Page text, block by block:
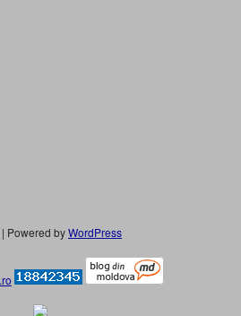
| Powered byWordPress